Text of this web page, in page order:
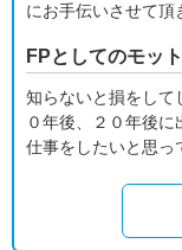
にお手伝いさせて頂
FPとしてのモッ
知らないと損をして
０年後、２０年後
仕事をしたいと思っ